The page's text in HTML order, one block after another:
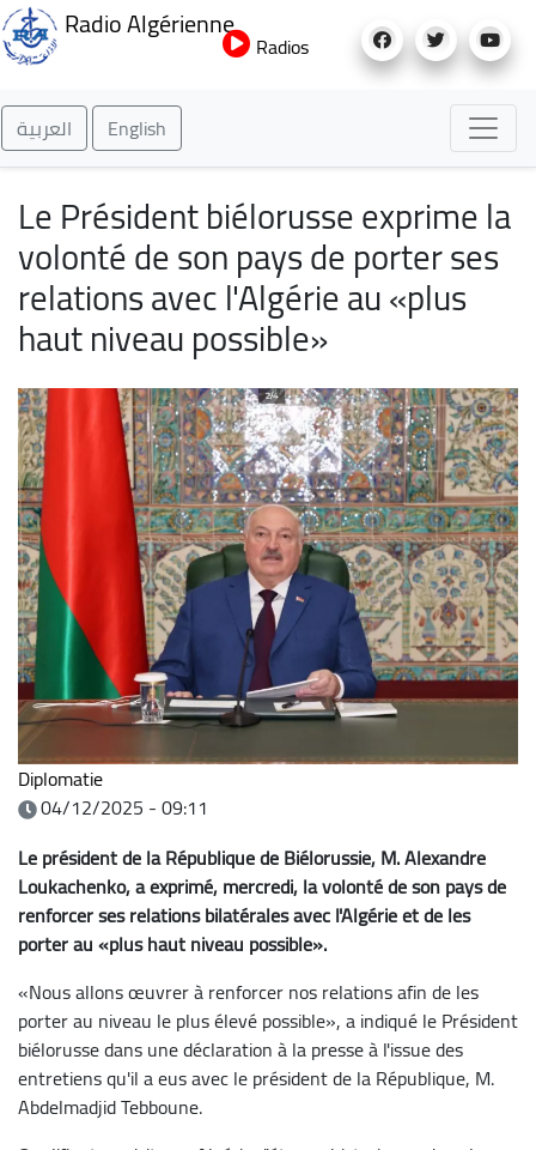
au
Radio Algérienne
Radios
العربية English
Le Président biélorusse exprime la
volonté de son pays de porter ses
relations avec l'Algérie au «plus
haut niveau possible»
Diplomatie
04/12/2025 - 09:11
Le président de la République de Biélorussie, M. Alexandre
Loukachenko, a exprimé, mercredi, la volonté de son pays de
renforcer ses relations bilatérales avec l'Algérie et de les
porter au «plus haut niveau possible».
«Nous allons œuvrer à renforcer nos relations afin de les
porter au niveau le plus élevé possible», a indiqué le Président
biélorusse dans une déclaration à la presse à l'issue des
entretiens qu'il a eus avec le président de la République, M.
Abdelmadjid Tebboune.